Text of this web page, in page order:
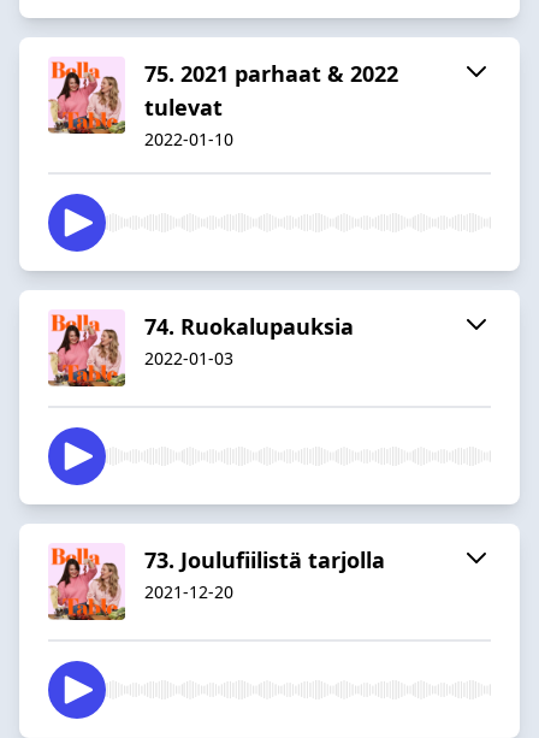
75. 2021 parhaat & 2022
tulevat
2022-01-10
74. Ruokalupauksia
2022-01-03
73. Joulufiilistä tarjolla
2021-12-20